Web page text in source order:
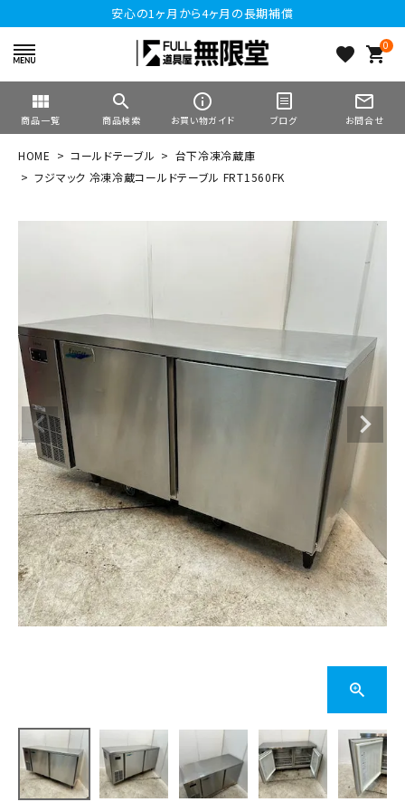
安心の1ヶ月から4ヶ月の長期補償
favorite 0
shopping_cart
view_module
商品一覧
search
商品検索
info_outline
お買い物ガイド ブログ
mail_outline
お問合せ
HOME コールドテーブル
台下冷凍冷蔵庫
フジマック 冷凍冷蔵コールドテーブル FRT1560FK